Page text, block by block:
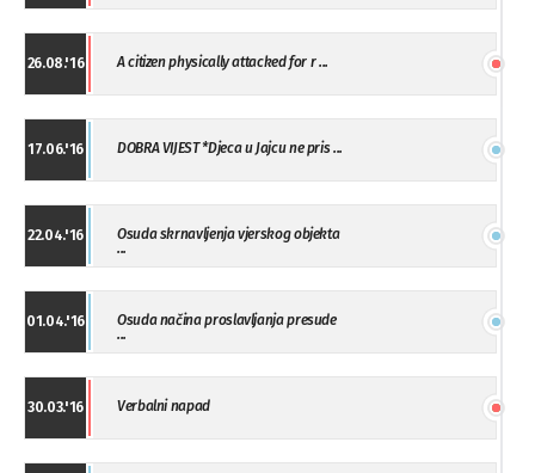
26.08.'16 A citizen physically attacked for r ...
17.06.'16 DOBRA VIJEST *Djeca u Jajcu ne pris ...
22.04.'16
Osuda skrnavljenja vjerskog objekta
...
01.04.'16
Osuda načina proslavljanja presude
...
30.03.'16 Verbalni napad